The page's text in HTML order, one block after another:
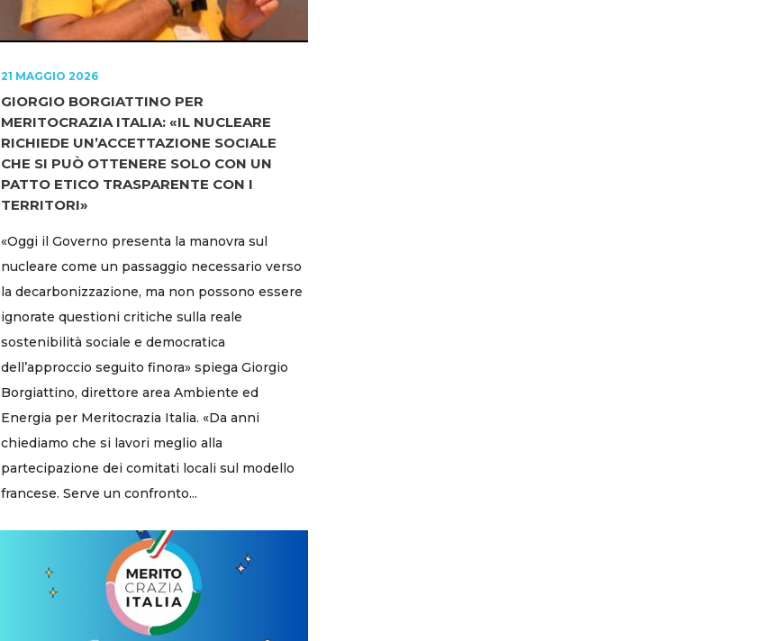
21 MAGGIO 2026
GIORGIO BORGIATTINO PER
MERITOCRAZIA ITALIA: «IL NUCLEARE
RICHIEDE UN’ACCETTAZIONE SOCIALE
CHE SI PUÒ OTTENERE SOLO CON UN
PATTO ETICO TRASPARENTE CON I
TERRITORI»
«Oggi il Governo presenta la manovra sul
nucleare come un passaggio necessario verso
la decarbonizzazione, ma non possono essere
ignorate questioni critiche sulla reale
sostenibilità sociale e democratica
dell’approccio seguito finora» spiega Giorgio
Borgiattino, direttore area Ambiente ed
Energia per Meritocrazia Italia. «Da anni
chiediamo che si lavori meglio alla
partecipazione dei comitati locali sul modello
francese. Serve un confronto...